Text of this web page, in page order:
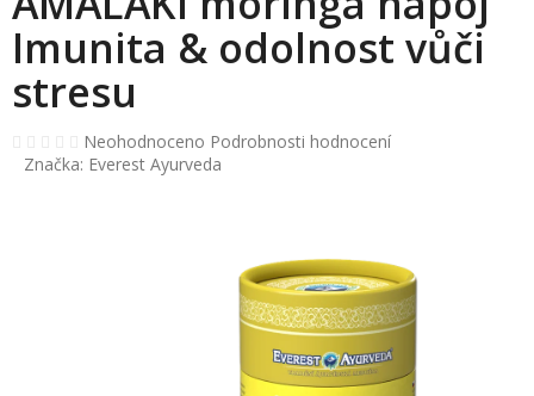
Imunita & odolnost vůči
stresu
Průměrné
hodnocení
Neohodnoceno Podrobnosti hodnocení
Značka: Everest Ayurveda